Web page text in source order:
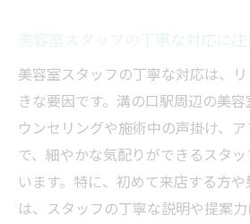
美容室スタッフの丁寧な対応に注
美容室スタッフの丁寧な対応は、
きな要因です。溝の口駅周辺の美
ウンセリングや施術中の声掛け、
で、細やかな気配りができるスタ
います。特に、初めて来店する方
は、スタッフの丁寧な説明や提案力